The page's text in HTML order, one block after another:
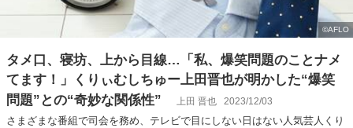
タメ口、寝坊、上から目線…「私、爆笑問題のことナメ
てます！」くりぃむしちゅー上田晋也が明かした“爆笑
問題”との“奇妙な関係性”
上田 晋也 2023/12/03
さまざまな番組で司会を務め、テレビで目にしない日はない人気芸人くり